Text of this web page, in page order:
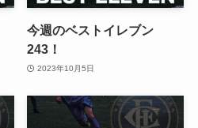
今週のベストイレブン
243！
2023年10月5日